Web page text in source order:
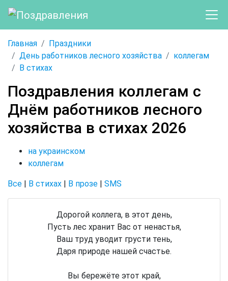
Главная
Праздники
День работников лесного хозяйства
коллегам
В стихах
Поздравления коллегам с
Днём работников лесного
хозяйства в стихах 2026
на украинском
коллегам
Все | В стихах | В прозе | SMS
Дорогой коллега, в этот день,
Пусть лес хранит Вас от ненастья,
Ваш труд уводит грусти тень,
Даря природе нашей счастье.
Вы бережёте этот край,